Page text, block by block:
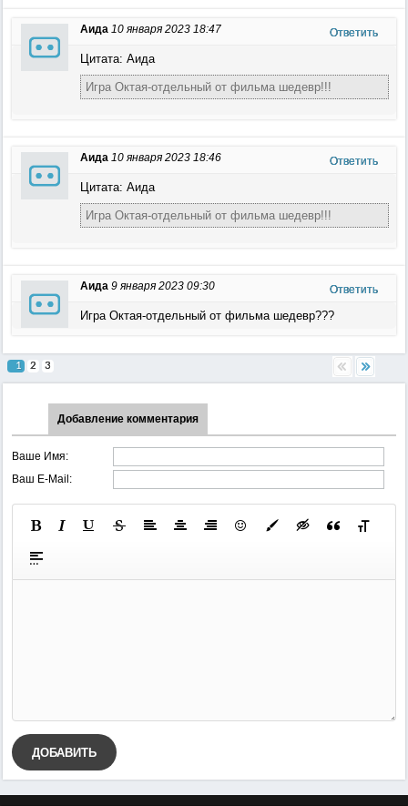
Аида 10 января 2023 18:47 Ответить
Цитата: Аида
Игра Октая-отдельный от фильма шедевр!!!
Аида 10 января 2023 18:46 Ответить
Цитата: Аида
Игра Октая-отдельный от фильма шедевр!!!
Аида 9 января 2023 09:30 Ответить
Игра Октая-отдельный от фильма шедевр???
1 2 3
Добавление комментария
Ваше Имя:
Ваш E-Mail:
ДОБАВИТЬ